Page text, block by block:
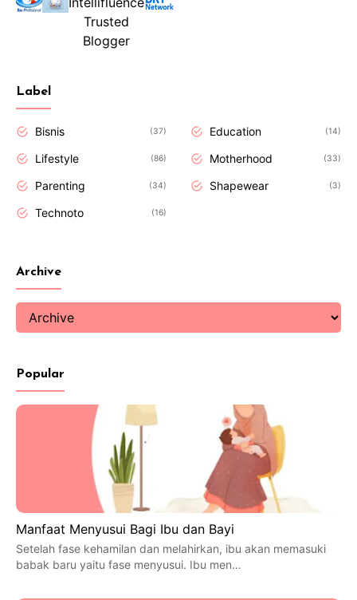
Label
Bisnis 37 Education 14
Lifestyle 86 Motherhood 33
Parenting 34 Shapewear 3
Technoto 16
Archive
Popular
Manfaat Menyusui Bagi Ibu dan Bayi
Setelah fase kehamilan dan melahirkan, ibu akan memasuki
babak baru yaitu fase menyusui. Ibu men…